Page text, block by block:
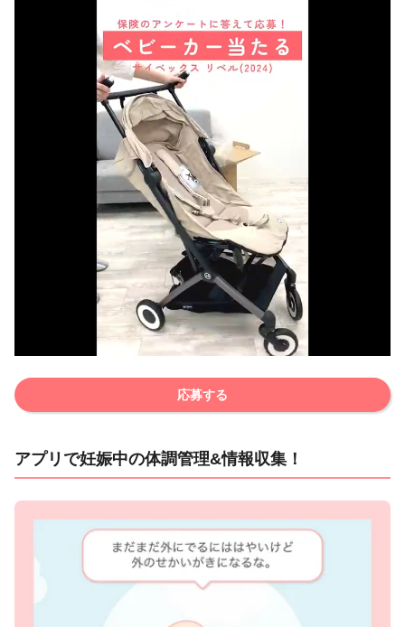
応募する
アプリで妊娠中の体調管理&情報収集！